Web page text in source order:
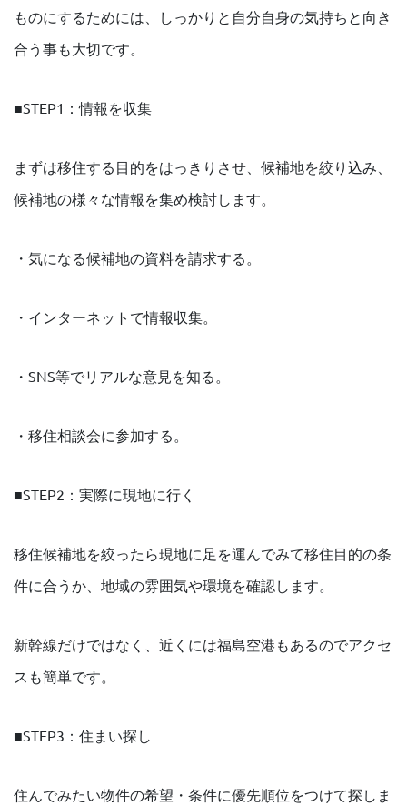
ものにするためには、しっかりと自分自身の気持ちと向き
合う事も大切です。
■STEP1：情報を収集
まずは移住する目的をはっきりさせ、候補地を絞り込み、
候補地の様々な情報を集め検討します。
・気になる候補地の資料を請求する。
・インターネットで情報収集。
・SNS等でリアルな意見を知る。
・移住相談会に参加する。
■STEP2：実際に現地に行く
移住候補地を絞ったら現地に足を運んでみて移住目的の条
件に合うか、地域の雰囲気や環境を確認します。
新幹線だけではなく、近くには福島空港もあるのでアクセ
スも簡単です。
■STEP3：住まい探し
住んでみたい物件の希望・条件に優先順位をつけて探しま